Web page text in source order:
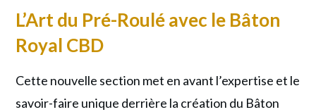
L’Art du Pré-Roulé avec le Bâton
Royal CBD
Cette nouvelle section met en avant l’expertise et le
savoir-faire unique derrière la création du Bâton